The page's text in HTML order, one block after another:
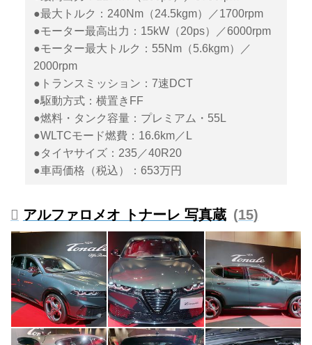
●最大トルク：240Nm（24.5kgm）／1700rpm
●モーター最高出力：15kW（20ps）／6000rpm
●モーター最大トルク：55Nm（5.6kgm）／
2000rpm
●トランスミッション：7速DCT
●駆動方式：横置きFF
●燃料・タンク容量：プレミアム・55L
●WLTCモード燃費：16.6km／L
●タイヤサイズ：235／40R20
●車両価格（税込）：653万円
アルファロメオ トナーレ 写真蔵 15